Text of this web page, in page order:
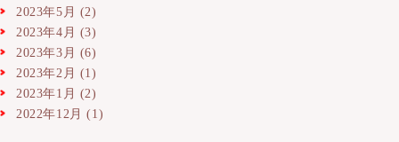
2023年5月 (2)
2023年4月 (3)
2023年3月 (6)
2023年2月 (1)
2023年1月 (2)
2022年12月 (1)